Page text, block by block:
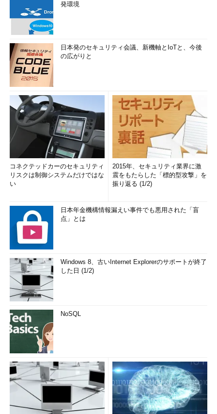
発環境
日本発のセキュリティ会議、新機軸とIoTと、今後
の広がりと
コネクテッドカーのセキュリティ
リスクは制御システムだけではな
い
2015年、セキュリティ業界に激
震をもたらした「標的型攻撃」を
振り返る (1/2)
日本年金機構情報漏えい事件でも悪用された「盲
点」とは
Windows 8、古いInternet Explorerのサポートが終了
した日 (1/2)
NoSQL